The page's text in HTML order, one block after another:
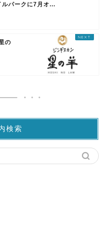
ルパークに7月オ...
の
検索